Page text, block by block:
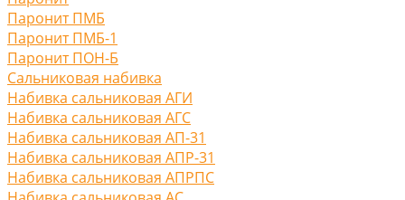
Паронит ПМБ
Паронит ПМБ-1
Паронит ПОН-Б
Сальниковая набивка
Набивка сальниковая АГИ
Набивка сальниковая АГС
Набивка сальниковая АП-31
Набивка сальниковая АПР-31
Набивка сальниковая АПРПС